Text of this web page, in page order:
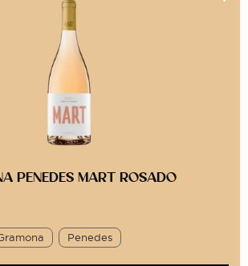
PENEDES MART ROSADO
Penedes